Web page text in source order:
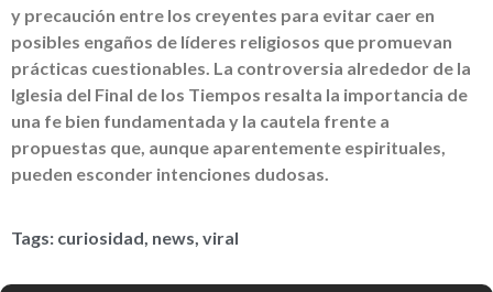
y precaución entre los creyentes para evitar caer en
posibles engaños de líderes religiosos que promuevan
prácticas cuestionables. La controversia alrededor de la
Iglesia del Final de los Tiempos resalta la importancia de
una fe bien fundamentada y la cautela frente a
propuestas que, aunque aparentemente espirituales,
pueden esconder intenciones dudosas.
Tags: curiosidad, news, viral